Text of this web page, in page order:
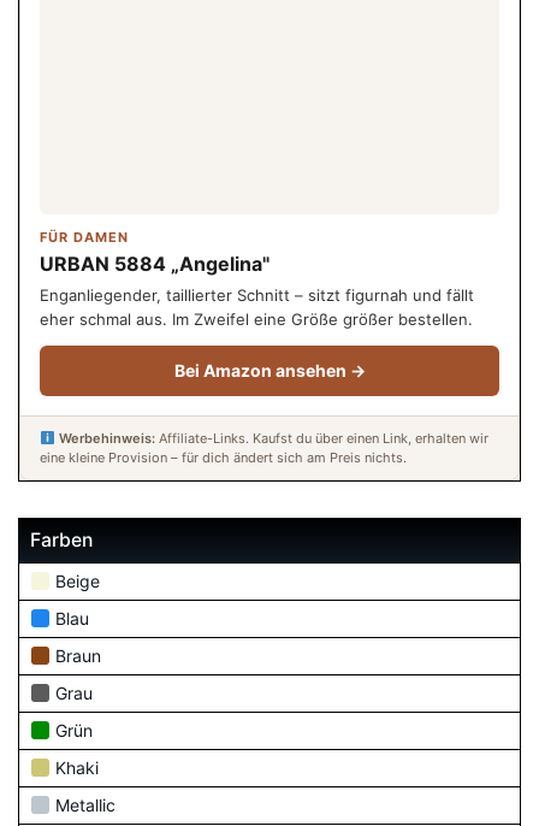
FÜR DAMEN
URBAN 5884 „Angelina"
Enganliegender, taillierter Schnitt – sitzt figurnah und fällt
eher schmal aus. Im Zweifel eine Größe größer bestellen.
Bei Amazon ansehen →
Werbehinweis:Affiliate-Links. Kaufst du über einen Link, erhalten wir
eine kleine Provision – für dich ändert sich am Preis nichts.
Farben
Beige
Blau
Braun
Grau
Grün
Khaki
Metallic